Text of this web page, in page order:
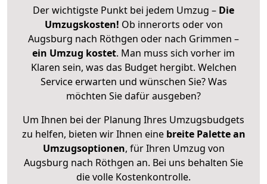
Der wichtigste Punkt bei jedem Umzug – Die
Umzugskosten! Ob innerorts oder von
Augsburg nach Röthgen oder nach Grimmen –
ein Umzug kostet. Man muss sich vorher im
Klaren sein, was das Budget hergibt. Welchen
Service erwarten und wünschen Sie? Was
möchten Sie dafür ausgeben?
Um Ihnen bei der Planung Ihres Umzugsbudgets
zu helfen, bieten wir Ihnen eine breite Palette an
Umzugsoptionen, für Ihren Umzug von
Augsburg nach Röthgen an. Bei uns behalten Sie
die volle Kostenkontrolle.